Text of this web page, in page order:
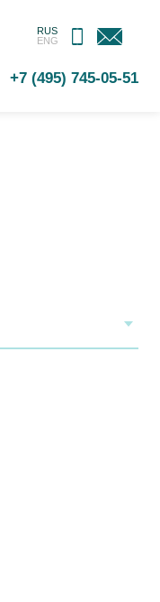
RUS
ENG
МОБИЛЬНОЕ
ПРИЛОЖЕНИЕ
ОБРАТНАЯ
СВЯЗЬ
+7 (495) 745-05-51